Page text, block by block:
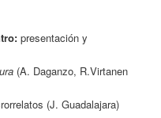
presentación y
(A. Daganzo, R.Virtanen
(J. Guadalajara)